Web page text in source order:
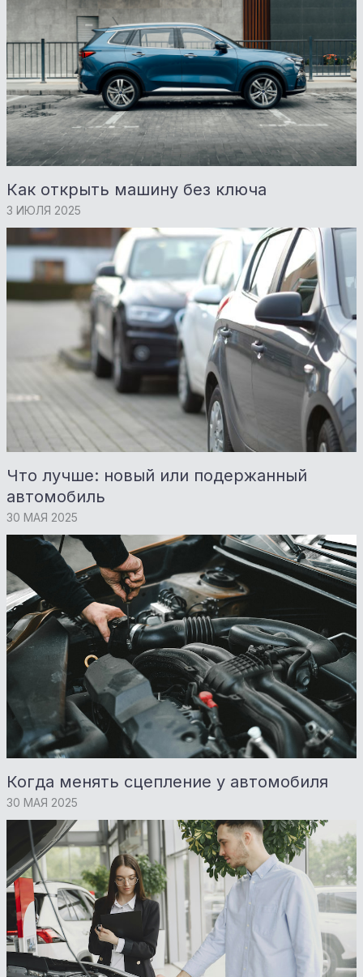
Как открыть машину без ключа
3 ИЮЛЯ 2025
Что лучше: новый или подержанный
автомобиль
30 МАЯ 2025
Когда менять сцепление у автомобиля
30 МАЯ 2025